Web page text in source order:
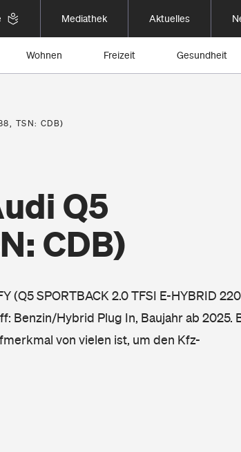
Mediathek Aktuelles
Wohnen Freizeit Gesundheit
TSN: CDB)
Q5
CDB)
(Q5 SPORTBACK 2.0 TFSI E-HYBRID
Benzin/Hybrid Plug In, Baujahr ab 2025.
von vielen ist, um den Kfz-